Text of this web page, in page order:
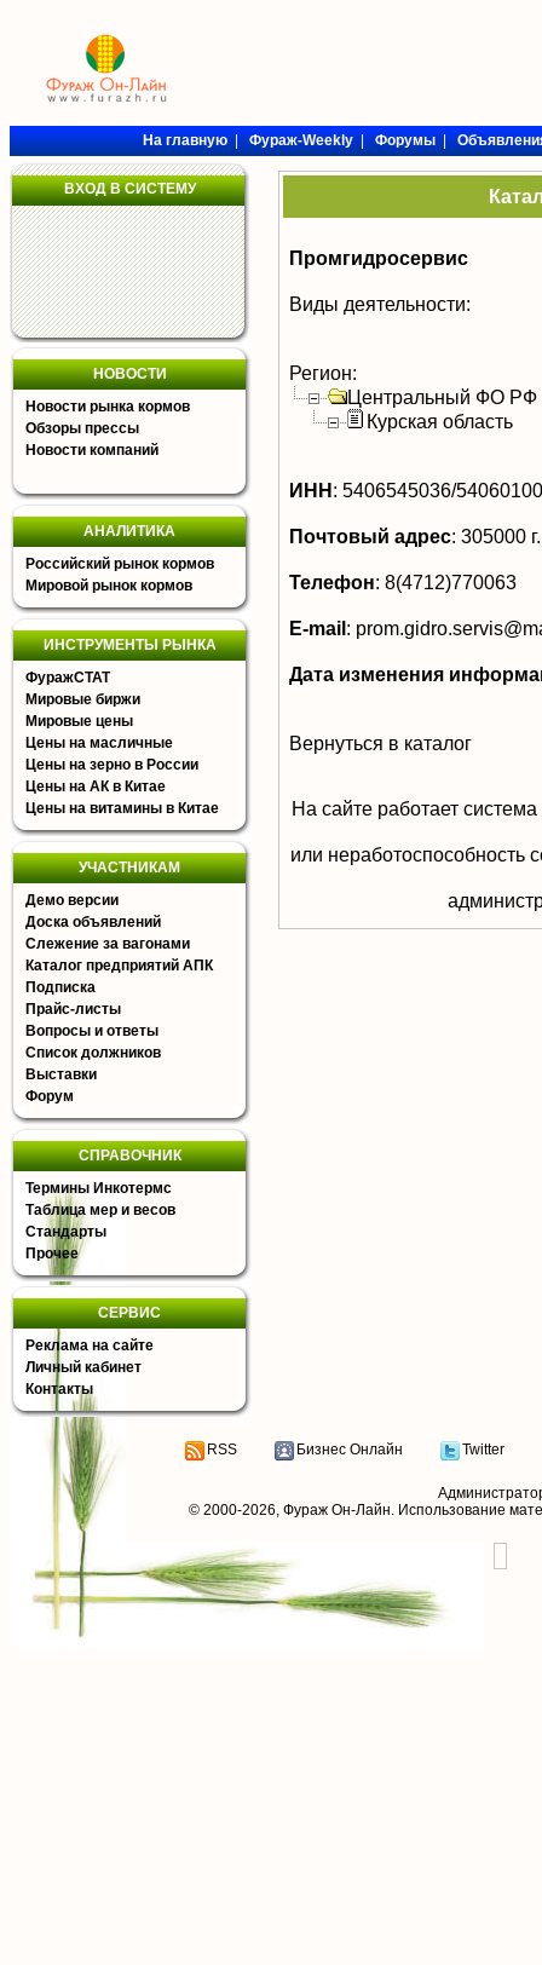
На главную|Фураж-Weekly|Форумы|
ВХОД В СИСТЕМУ
НОВОСТИ
Новости рынка кормов
Обзоры прессы
Новости компаний
АНАЛИТИКА
Российский рынок кормов
Мировой рынок кормов
ИНСТРУМЕНТЫ РЫНКА
ФуражСТАТ
Мировые биржи
Мировые цены
Цены на масличные
Цены на зерно в России
Цены на АК в Китае
Цены на витамины в Китае
УЧАСТНИКАМ
Демо версии
Доска объявлений
Слежение за вагонами
Каталог предприятий АПК
Подписка
Прайс-листы
Вопросы и ответы
Список должников
Выставки
Форум
СПРАВОЧНИК
Термины Инкотермс
Таблица мер и весов
Стандарты
Прочее
СЕРВИС
Реклама на сайте
Личный кабинет
Контакты
Промгидросервис
Виды деятельности:
Регион:
Центральный ФО РФ
Курская область
ИНН: 5406545036/
Почтовый адрес: 305000
Телефон: 8(4712)770063
E-mail:
Дата изменения
Вернуться в каталог
На сайте работает
или неработоспособность
RSS Бизнес Онлайн Twitter
© 2000-2026, Фураж Он-Лайн. Использование